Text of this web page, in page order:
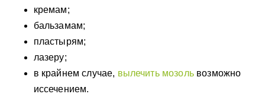
кремам;
бальзамам;
пластырям;
лазеру;
в крайнем случае, вылечить мозольвозможно
иссечением.